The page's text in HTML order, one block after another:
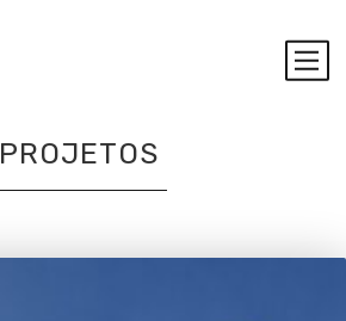
PROJETOS